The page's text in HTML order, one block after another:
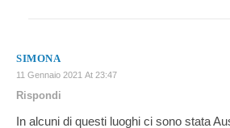
SIMONA
11 Gennaio 2021 At 23:47
Rispondi
In alcuni di questi luoghi ci sono stata